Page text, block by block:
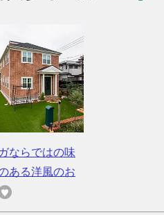
ならではの味
ある洋風のお